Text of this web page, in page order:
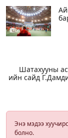
Шатахууны
ийн сайд
Энэ мэдээ
болно.